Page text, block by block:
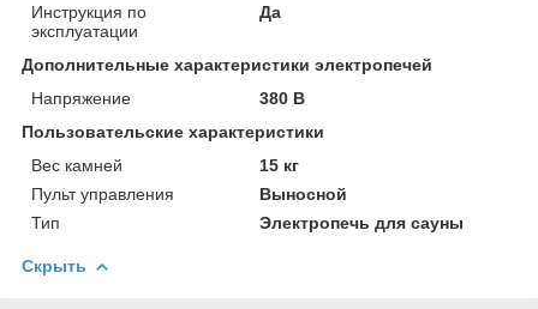
Инструкция по
эксплуатации
Да
Дополнительные характеристики электропечей
Напряжение
380 В
Пользовательские характеристики
Вес камней
15 кг
Пульт управления
Выносной
Тип
Электропечь для сауны
Скрыть